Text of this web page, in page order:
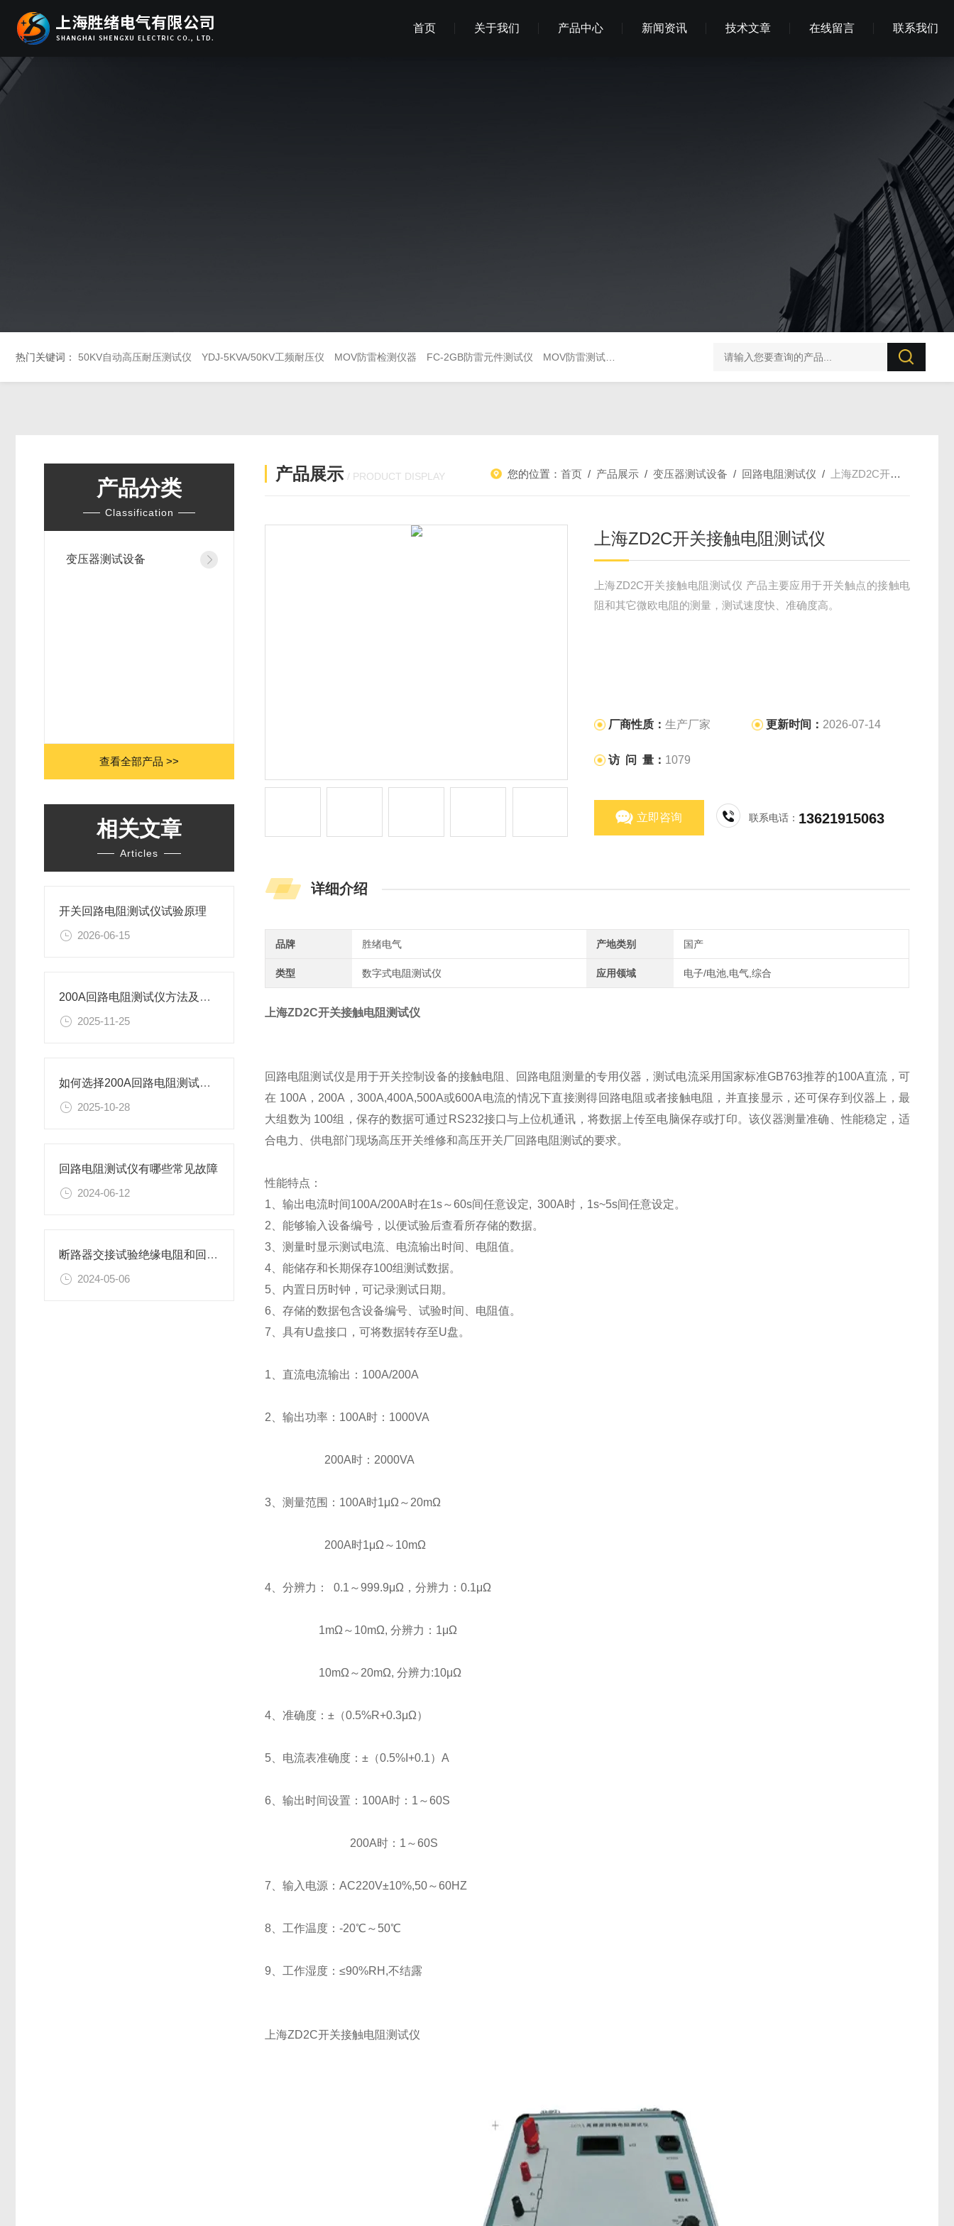
首页 关于我们 产品中心 新闻资讯 技术文章 在线留言 联系我们
热门关键词： 50KV自动高压耐压测试仪 YDJ-5KVA/50KV工频耐压仪 MOV防雷检测仪器 FC-2GB防雷元件测试仪 MOV防雷测试仪 避雷器巡检仪 UT506B 防雷元件测试仪
产品分类
Classification
变压器测试设备
查看全部产品 >>
相关文章
Articles
开关回路电阻测试仪试验原理
2026-06-15
200A回路电阻测试仪方法及规程
2025-11-25
如何选择200A回路电阻测试仪方法及规程
2025-10-28
回路电阻测试仪有哪些常见故障
2024-06-12
断路器交接试验绝缘电阻和回路电阻测试标准
2024-05-06
产品展示 / PRODUCT DISPLAY 您的位置：首页 / 产品展示 /变压器测试设备 / 回路电阻测试仪 / 上海ZD2C开关接触电阻测试仪
上海ZD2C开关接触电阻测试仪
上海ZD2C开关接触电阻测试仪 产品主要应用于开关触点的接触电
阻和其它微欧电阻的测量，测试速度快、准确度高。
厂商性质： 生产厂家 更新时间： 2026-07-14
访 问 量： 1079
立即咨询 联系电话： 13621915063
详细介绍
品牌 胜绪电气 产地类别 国产
类型 数字式电阻测试仪 应用领域 电子/电池,电气,综合
上海ZD2C开关接触电阻测试仪
回路电阻测试仪是用于开关控制设备的接触电阻、回路电阻测量的专用仪器，测试电流采用国家标准GB763推荐的100A直流，可
在 100A，200A，300A,400A,500A或600A电流的情况下直接测得回路电阻或者接触电阻，并直接显示，还可保存到仪器上，最
大组数为 100组，保存的数据可通过RS232接口与上位机通讯，将数据上传至电脑保存或打印。该仪器测量准确、性能稳定，适
合电力、供电部门现场高压开关维修和高压开关厂回路电阻测试的要求。
性能特点：
1、输出电流时间100A/200A时在1s～60s间任意设定, 300A时，1s~5s间任意设定。
2、能够输入设备编号，以便试验后查看所存储的数据。
3、测量时显示测试电流、电流输出时间、电阻值。
4、能储存和长期保存100组测试数据。
5、内置日历时钟，可记录测试日期。
6、存储的数据包含设备编号、试验时间、电阻值。
7、具有U盘接口，可将数据转存至U盘。
1、直流电流输出：100A/200A
2、输出功率：100A时：1000VA
200A时：2000VA
3、测量范围：100A时1μΩ～20mΩ
200A时1μΩ～10mΩ
4、分辨力： 0.1～999.9μΩ，分辨力：0.1μΩ
1mΩ～10mΩ, 分辨力：1μΩ
10mΩ～20mΩ, 分辨力:10μΩ
4、准确度：±（0.5%R+0.3μΩ）
5、电流表准确度：±（0.5%I+0.1）A
6、输出时间设置：100A时：1～60S
200A时：1～60S
7、输入电源：AC220V±10%,50～60HZ
8、工作温度：-20℃～50℃
9、工作湿度：≤90%RH,不结露
上海ZD2C开关接触电阻测试仪